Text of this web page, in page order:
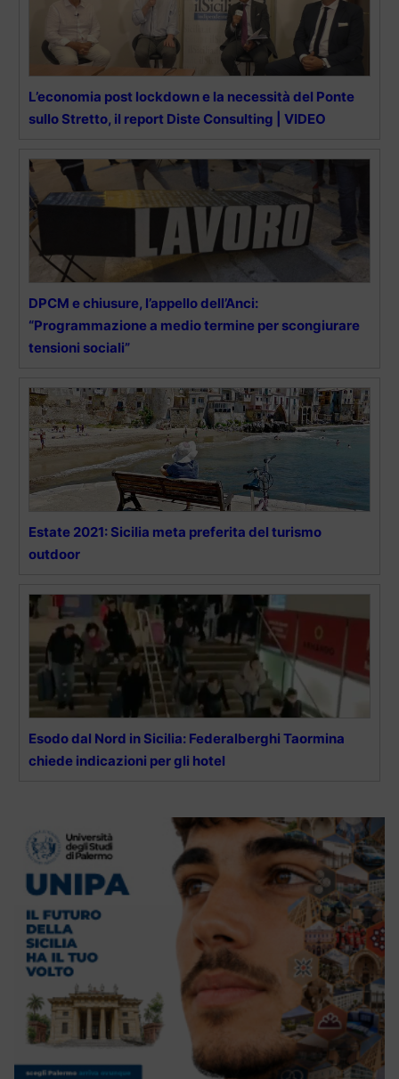
L’economia post lockdown e la necessità del Ponte
sullo Stretto, il report Diste Consulting | VIDEO
DPCM e chiusure, l’appello dell’Anci:
“Programmazione a medio termine per scongiurare
tensioni sociali”
Estate 2021: Sicilia meta preferita del turismo
outdoor
Esodo dal Nord in Sicilia: Federalberghi Taormina
chiede indicazioni per gli hotel